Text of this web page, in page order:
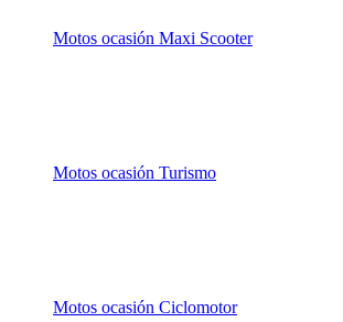
Motos ocasión Maxi Scooter
Motos ocasión Turismo
Motos ocasión Ciclomotor